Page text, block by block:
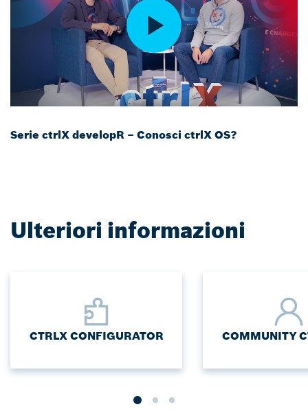
Serie ctrlX developR – Conosci ctrlX OS?
Ulteriori informazioni
CTRLX CONFIGURATOR COMMUNITY